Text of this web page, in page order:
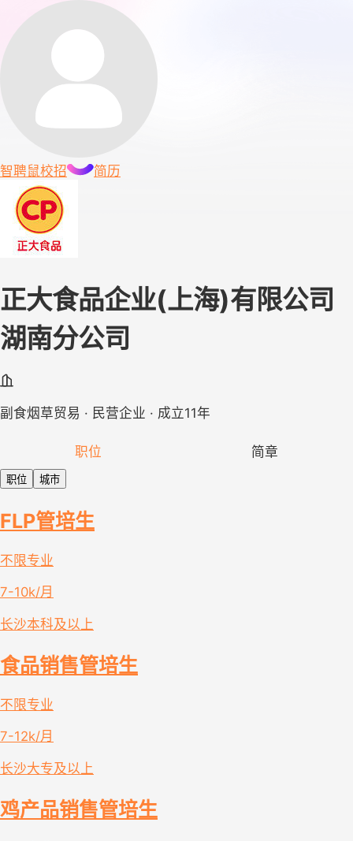
智聘鼠校招 简历
正大食品企业(上海)有限公司
湖南分公司
副食烟草贸易 · 民营企业 · 成立11年
职位 简章
职位 城市
FLP管培生
不限专业
7-10k/月
长沙本科及以上
食品销售管培生
不限专业
7-12k/月
长沙大专及以上
鸡产品销售管培生